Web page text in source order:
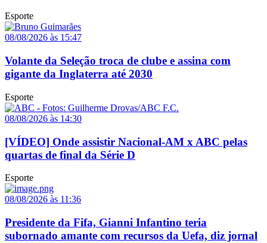
Esporte
08/08/2026 às 15:47
Volante da Seleção troca de clube e assina com
gigante da Inglaterra até 2030
Esporte
08/08/2026 às 14:30
[VÍDEO] Onde assistir Nacional-AM x ABC pelas
quartas de final da Série D
Esporte
08/08/2026 às 11:36
Presidente da Fifa, Gianni Infantino teria
subornado amante com recursos da Uefa, diz jornal